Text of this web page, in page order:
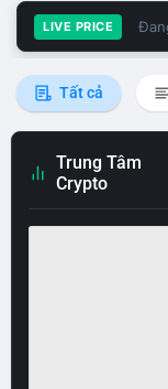
LIVE PRICE
Tất cả
Trung Tâm
Crypto